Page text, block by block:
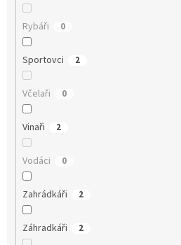
Rybáři 0
Sportovci 2
Včelaři 0
Vinaři 2
Vodáci 0
Zahrádkáři 2
Záhradkáři 2